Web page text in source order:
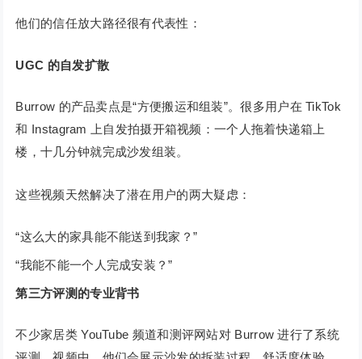
他们的信任放大路径很有代表性：
UGC 的自发扩散
Burrow 的产品卖点是“方便搬运和组装”。很多用户在 TikTok
和 Instagram 上自发拍摄开箱视频：一个人拖着快递箱上
楼，十几分钟就完成沙发组装。
这些视频天然解决了潜在用户的两大疑虑：
“这么大的家具能不能送到我家？”
“我能不能一个人完成安装？”
第三方评测的专业背书
不少家居类 YouTube 频道和测评网站对 Burrow 进行了系统